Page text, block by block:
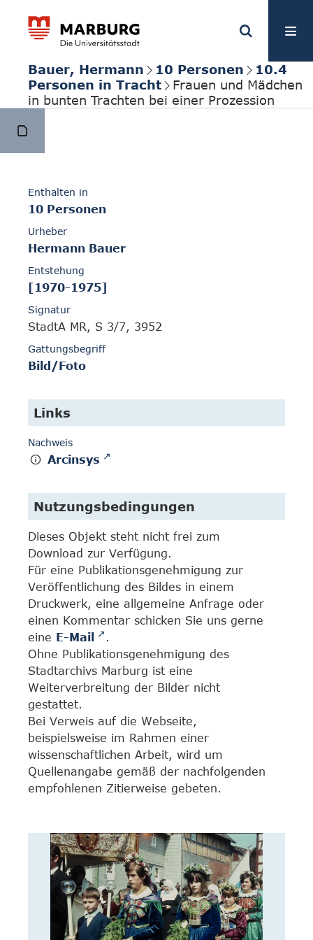
Bauer, Hermann 10 Personen
10.4
Personen in Tracht
Frauen und Mädchen
in bunten Trachten bei einer Prozession
Enthalten in
10 Personen
Urheber
Hermann Bauer
Entstehung
[1970-1975]
Signatur
StadtA MR, S 3/7, 3952
Gattungsbegriff
Bild/Foto
Links
Nachweis
Arcinsys
Nutzungsbedingungen
Dieses Objekt steht nicht frei zum
Download zur Verfügung.
Für eine Publikationsgenehmigung zur
Veröffentlichung des Bildes in einem
Druckwerk, eine allgemeine Anfrage oder
einen Kommentar schicken Sie uns gerne
eine E-Mail
.
Ohne Publikationsgenehmigung des
Stadtarchivs Marburg ist eine
Weiterverbreitung der Bilder nicht
gestattet.
Bei Verweis auf die Webseite,
beispielsweise im Rahmen einer
wissenschaftlichen Arbeit, wird um
Quellenangabe gemäß der nachfolgenden
empfohlenen Zitierweise gebeten.